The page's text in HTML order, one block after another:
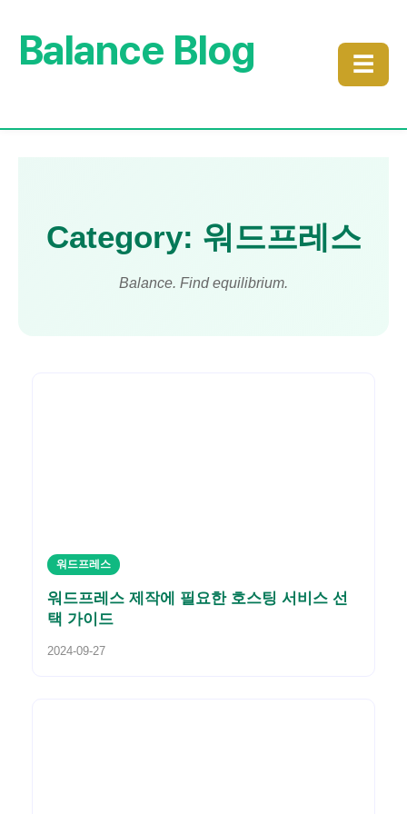
Balance Blog ☰
Category: 워드프레스
Balance. Find equilibrium.
워드프레스
워드프레스 제작에 필요한 호스팅 서비스 선
택 가이드
2024-09-27